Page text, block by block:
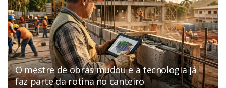
O mestre de obras mudou e a tecnologia já
faz parte da rotina no canteiro